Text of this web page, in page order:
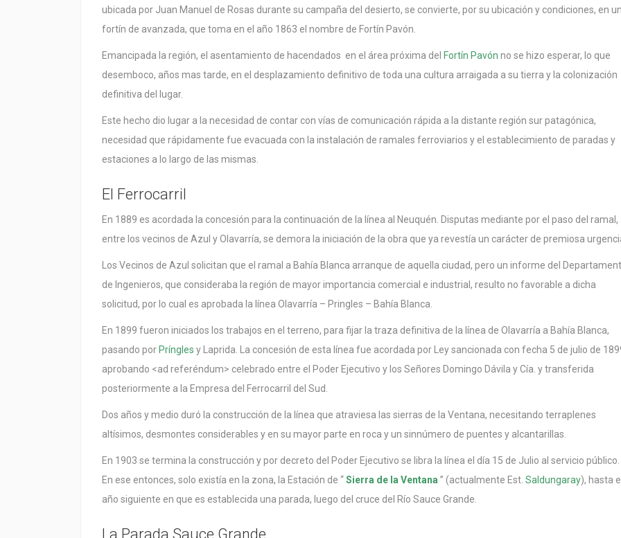
ubicada por Juan Manuel de Rosas durante su campaña del desierto, se convierte, por su ubicación y condiciones, en un
fortín de avanzada, que toma en el año 1863 el nombre de Fortín Pavón.
Emancipada la región, el asentamiento de hacendados en el área próxima del Fortín Pavón no se hizo esperar, lo que
desemboco, años mas tarde, en el desplazamiento definitivo de toda una cultura arraigada a su tierra y la colonización
definitiva del lugar.
Este hecho dio lugar a la necesidad de contar con vías de comunicación rápida a la distante región sur patagónica,
necesidad que rápidamente fue evacuada con la instalación de ramales ferroviarios y el establecimiento de paradas y
estaciones a lo largo de las mismas.
El Ferrocarril
En 1889 es acordada la concesión para la continuación de la línea al Neuquén. Disputas mediante por el paso del ramal,
entre los vecinos de Azul y Olavarría, se demora la iniciación de la obra que ya revestía un carácter de premiosa
Los Vecinos de Azul solicitan que el ramal a Bahía Blanca arranque de aquella ciudad, pero un informe del
de Ingenieros, que consideraba la región de mayor importancia comercial e industrial, resulto no favorable a dicha
solicitud, por lo cual es aprobada la línea Olavarría – Pringles – Bahía Blanca.
En 1899 fueron iniciados los trabajos en el terreno, para fijar la traza definitiva de la línea de Olavarría a Bahía Blanca,
pasando por Príngles y Laprida. La concesión de esta línea fue acordada por Ley sancionada con fecha 5 de julio de
aprobando <ad referéndum> celebrado entre el Poder Ejecutivo y los Señores Domingo Dávila y Cía. y transferida
posteriormente a la Empresa del Ferrocarril del Sud.
Dos años y medio duró la construcción de la línea que atraviesa las sierras de la Ventana, necesitando terraplenes
altísimos, desmontes considerables y en su mayor parte en roca y un sinnúmero de puentes y alcantarillas.
En 1903 se termina la construcción y por decreto del Poder Ejecutivo se libra la línea el día 15 de Julio al servicio público.
En ese entonces, solo existía en la zona, la Estación de “Sierra de la Ventana ” (actualmente Est. Saldungaray), hasta el
año siguiente en que es establecida una parada, luego del cruce del Río Sauce Grande.
La Parada Sauce Grande